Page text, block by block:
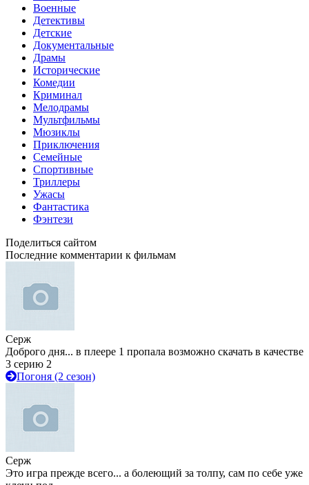
Военные
Детективы
Детские
Документальные
Драмы
Исторические
Комедии
Криминал
Мелодрамы
Мультфильмы
Мюзиклы
Приключения
Семейные
Спортивные
Триллеры
Ужасы
Фантастика
Фэнтези
Поделиться сайтом
Последние комментарии к фильмам
Серж
Доброго дня... в плеере 1 пропала возможно скачать в качестве
3 серию 2
Погоня (2 сезон)
Серж
Это игра прежде всего... а болеющий за толпу, сам по себе уже